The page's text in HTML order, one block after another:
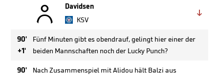

Davidsen
KSV

90'
+1'
Fünf Minuten gibt es obendrauf, gelingt hier einer der
beiden Mannschaften noch der Lucky Punch?
90'
Nach Zusammenspiel mit Alidou hält Balzi aus